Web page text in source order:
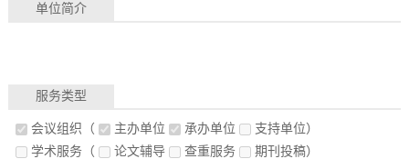
单位简介
服务类型
会议组织 （ 主办单位 承办单位
支持单位）
学术服务（ 论文辅导 查重服务
期刊投稿）